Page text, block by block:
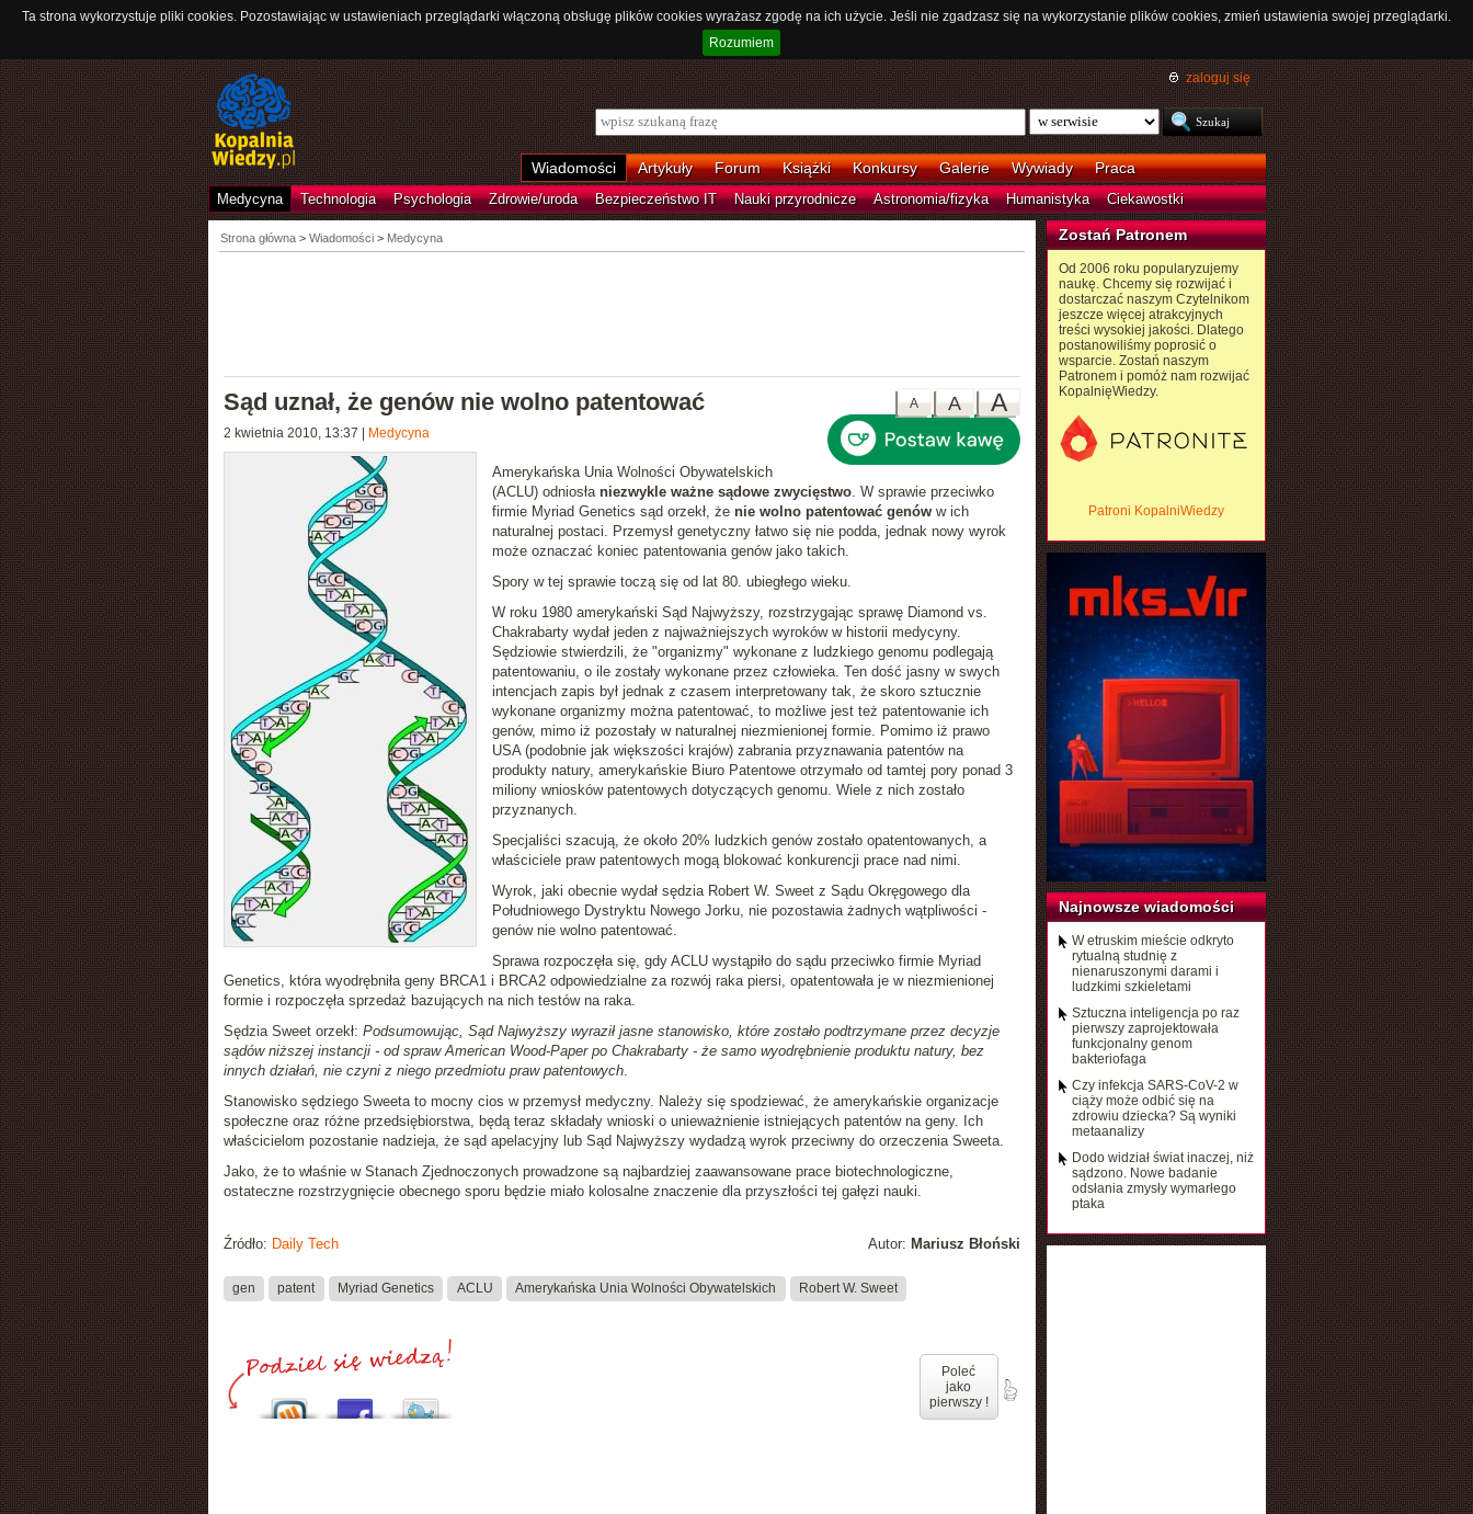
Ta strona wykorzystuje pliki cookies. Pozostawiając w ustawieniach przeglądarki włączoną obsługę plików cookies wyrażasz zgodę na ich użycie. Jeśli nie zgadzasz się na wykorzystanie plików cookies, zmień ustawienia swojej przeglądarki.
Rozumiem
zaloguj się
Wiadomości Artykuły Forum Książki Konkursy Galerie Wywiady Praca
Medycyna Technologia Psychologia Zdrowie/uroda Bezpieczeństwo IT Nauki przyrodnicze Astronomia/fizyka Humanistyka Ciekawostki
Strona główna> Wiadomości > Medycyna
A
A
A
Sąd uznał, że genów nie wolno patentować
2 kwietnia 2010, 13:37 Medycyna
Amerykańska Unia Wolności Obywatelskich
(ACLU) odniosła niezwykle ważne sądowe zwycięstwo. W sprawie przeciwko
firmie Myriad Genetics sąd orzekł, że nie wolno patentować genóww ich
naturalnej postaci. Przemysł genetyczny łatwo się nie podda, jednak nowy wyrok
może oznaczać koniec patentowania genów jako takich.
Spory w tej sprawie toczą się od lat 80. ubiegłego wieku.
W roku 1980 amerykański Sąd Najwyższy, rozstrzygając sprawę Diamond vs.
Chakrabarty wydał jeden z najważniejszych wyroków w historii medycyny.
Sędziowie stwierdzili, że "organizmy" wykonane z ludzkiego genomu podlegają
patentowaniu, o ile zostały wykonane przez człowieka. Ten dość jasny w swych
intencjach zapis był jednak z czasem interpretowany tak, że skoro sztucznie
wykonane organizmy można patentować, to możliwe jest też patentowanie ich
genów, mimo iż pozostały w naturalnej niezmienionej formie. Pomimo iż prawo
USA (podobnie jak większości krajów) zabrania przyznawania patentów na
produkty natury, amerykańskie Biuro Patentowe otrzymało od tamtej pory ponad 3
miliony wniosków patentowych dotyczących genomu. Wiele z nich zostało
przyznanych.
Specjaliści szacują, że około 20% ludzkich genów zostało opatentowanych, a
właściciele praw patentowych mogą blokować konkurencji prace nad nimi.
Wyrok, jaki obecnie wydał sędzia Robert W. Sweet z Sądu Okręgowego dla
Południowego Dystryktu Nowego Jorku, nie pozostawia żadnych wątpliwości -
genów nie wolno patentować.
Sprawa rozpoczęła się, gdy ACLU wystąpiło do sądu przeciwko firmie Myriad
Genetics, która wyodrębniła geny BRCA1 i BRCA2 odpowiedzialne za rozwój raka piersi, opatentowała je w niezmienionej
formie i rozpoczęła sprzedaż bazujących na nich testów na raka.
Sędzia Sweet orzekł: Podsumowując, Sąd Najwyższy wyraził jasne stanowisko, które zostało podtrzymane przez decyzje
sądów niższej instancji - od spraw American Wood-Paper po Chakrabarty - że samo wyodrębnienie produktu natury, bez
innych działań, nie czyni z niego przedmiotu praw patentowych.
Stanowisko sędziego Sweeta to mocny cios w przemysł medyczny. Należy się spodziewać, że amerykańskie organizacje
społeczne oraz różne przedsiębiorstwa, będą teraz składały wnioski o unieważnienie istniejących patentów na geny. Ich
właścicielom pozostanie nadzieja, że sąd apelacyjny lub Sąd Najwyższy wydadzą wyrok przeciwny do orzeczenia Sweeta.
Jako, że to właśnie w Stanach Zjednoczonych prowadzone są najbardziej zaawansowane prace biotechnologiczne,
ostateczne rozstrzygnięcie obecnego sporu będzie miało kolosalne znaczenie dla przyszłości tej gałęzi nauki.
Autor: Mariusz Błoński
Źródło: Daily Tech
gen patent Myriad Genetics ACLU Amerykańska Unia Wolności Obywatelskich Robert W. Sweet
Poleć
jako
pierwszy !
Zostań Patronem
Od 2006 roku popularyzujemy
naukę. Chcemy się rozwijać i
dostarczać naszym Czytelnikom
jeszcze więcej atrakcyjnych
treści wysokiej jakości. Dlatego
postanowiliśmy poprosić o
wsparcie. Zostań naszym
Patronem i pomóż nam rozwijać
KopalnięWiedzy.
Patroni KopalniWiedzy
Najnowsze wiadomości
W etruskim mieście odkryto
rytualną studnię z
nienaruszonymi darami i
ludzkimi szkieletami
Sztuczna inteligencja po raz
pierwszy zaprojektowała
funkcjonalny genom
bakteriofaga
Czy infekcja SARS-CoV-2 w
ciąży może odbić się na
zdrowiu dziecka? Są wyniki
metaanalizy
Dodo widział świat inaczej, niż
sądzono. Nowe badanie
odsłania zmysły wymarłego
ptaka